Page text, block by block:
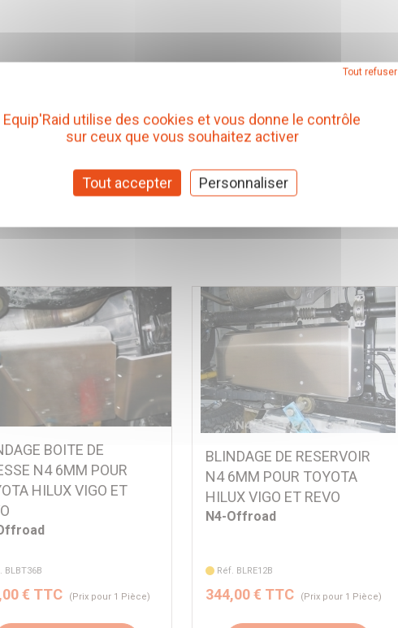
BOITE DE
N4 6MM POUR
HILUX VIGO ET
BLBT36B
€ TTC (Prix pour 1 Pièce)
BLINDAGE DE RESERVOIR
N4 6MM POUR TOYOTA
HILUX VIGO ET REVO
N4-Offroad
Réf. BLRE12B
344,00 € TTC (Prix pour 1 Pièce)
Equip'Raid utilise des cookies et vous donne le contrôle
sur ceux que vous souhaitez activer
Tout accepter
Tout refuser
Personnaliser